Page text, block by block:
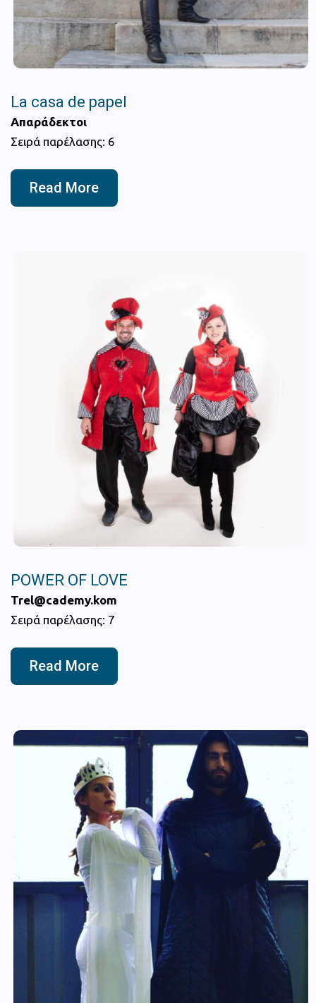
La casa de papel
Απαράδεκτοι
Σειρά παρέλασης: 6
Read More
POWER OF LOVE
Trel@cademy.kom
Σειρά παρέλασης: 7
Read More